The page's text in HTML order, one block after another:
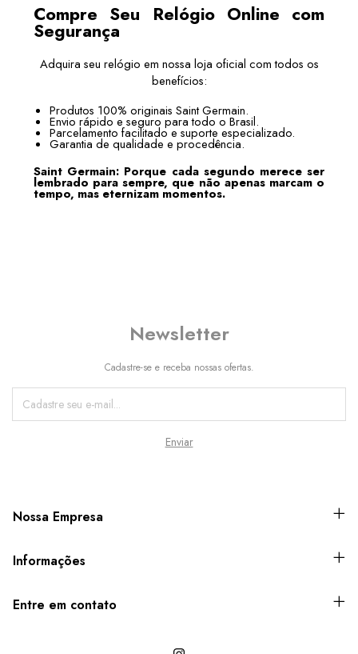
Compre Seu Relógio Online com
Segurança
Adquira seu relógio em nossa loja oficial com todos os
benefícios:
Produtos 100% originais Saint Germain.
Envio rápido e seguro para todo o Brasil.
Parcelamento facilitado e suporte especializado.
Garantia de qualidade e procedência.
Saint Germain: Porque cada segundo merece ser
lembrado para sempre, que não apenas marcam o
tempo, mas eternizam momentos.
Newsletter
Cadastre-se e receba nossas ofertas.
Nossa Empresa
Informações
Entre em contato